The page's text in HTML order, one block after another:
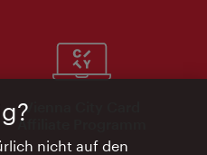
Vienna City Card
Affiliate Programm
nicht auf den